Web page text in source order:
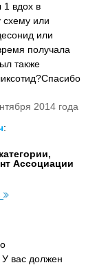
1 вдох в
схему или
или
получала
также
2014 года
:
Ассоциации
вас должен